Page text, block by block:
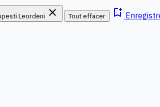
Leordeni close Tout effacer bookmark_add